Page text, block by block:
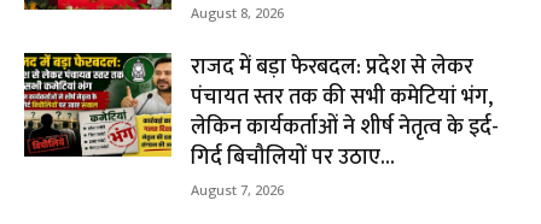
August 8, 2026
राजद में बड़ा फेरबदल: प्रदेश से लेकर
पंचायत स्तर तक की सभी कमेटियां भंग,
लेकिन कार्यकर्ताओं ने शीर्ष नेतृत्व के इर्द-
गिर्द बिचौलियों पर उठाए...
August 7, 2026